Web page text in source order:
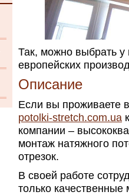
Так, можно выбрать
европейских
Описание
Если вы проживаете
potolki-stretch.com.ua
компании –
монтаж натяжного
отрезок.
В своей работе
только качественные